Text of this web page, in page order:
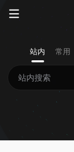
站内 常用